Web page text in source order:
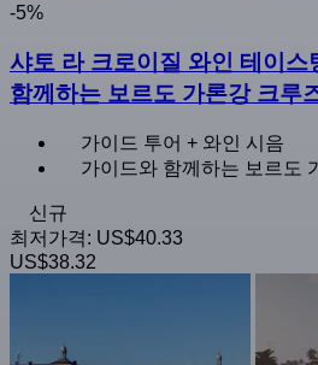
-5%
샤토 라 크로이질 와인 테이스
함께하는 보르도 가론강 크루
가이드 투어 + 와인 시음
가이드와 함께하는 보르도
신규
최저가격: US$40.33
US$38.32